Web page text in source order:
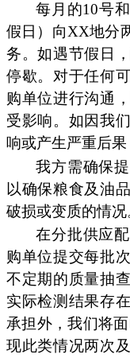
每月的10号
假日）向XX地分
务。如遇节假日
停歇。对于任何
购单位进行沟通
受影响。如因我
响或产生严重后果
我方需确保
以确保粮食及油
破损或变质的情况
在分批供应
购单位提交每批
不定期的质量抽
实际检测结果存
承担外，我们将
现此类情况两次